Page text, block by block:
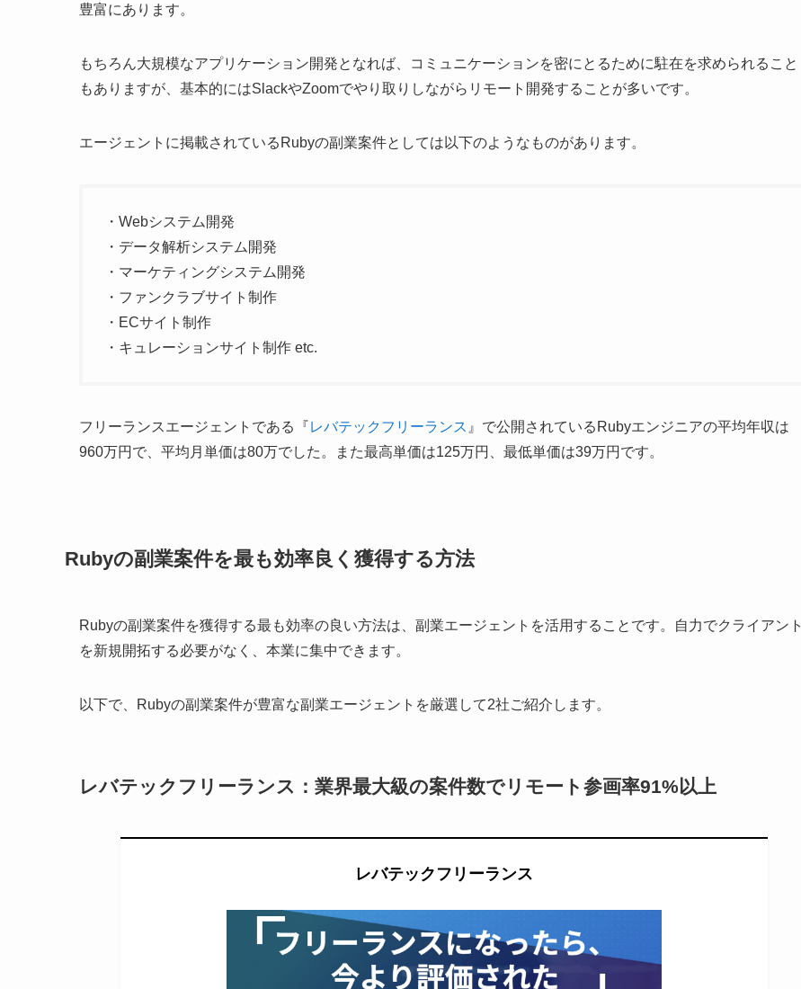
豊富にあります。
もちろん大規模なアプリケーション開発となれば、コミュニケーションを密にとるために駐在を求められること
もありますが、基本的にはSlackやZoomでやり取りしながらリモート開発することが多いです。
エージェントに掲載されているRubyの副業案件としては以下のようなものがあります。
・Webシステム開発
・データ解析システム開発
・マーケティングシステム開発
・ファンクラブサイト制作
・ECサイト制作
・キュレーションサイト制作 etc.
フリーランスエージェントである『レバテックフリーランス 』で公開されているRubyエンジニアの平均年収は
960万円で、平均月単価は80万でした。また最高単価は125万円、最低単価は39万円です。
Rubyの副業案件を最も効率良く獲得する方法
Rubyの副業案件を獲得する最も効率の良い方法は、副業エージェントを活用することです。自力でクライアント
を新規開拓する必要がなく、本業に集中できます。
以下で、Rubyの副業案件が豊富な副業エージェントを厳選して2社ご紹介します。
レバテックフリーランス：業界最大級の案件数でリモート参画率91%以上
レバテックフリーランス